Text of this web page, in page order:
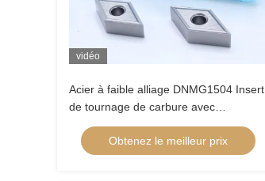
vidéo
Acier à faible alliage DNMG1504 Insert
de tournage de carbure avec
déchiquetage semi-fini 3MU et
revêtement non revêtu
Obtenez le meilleur prix